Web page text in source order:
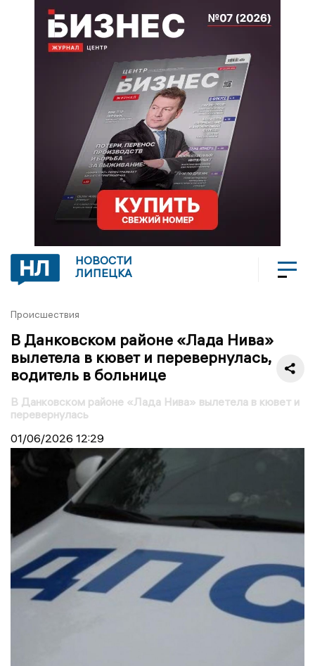
НОВОСТИ
ЛИПЕЦКА
Происшествия
В Данковском районе «Лада Нива»
вылетела в кювет и перевернулась,
водитель в больнице
В Данковском районе «Лада Нива» вылетела в кювет и
перевернулась
01/06/2026 12:29